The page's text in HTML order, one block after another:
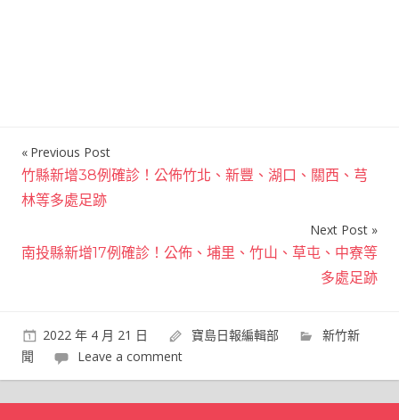
文
章
覽
Previous Post
竹縣新增38例確診！公佈竹北、新豐、湖口、關西、芎
林等多處足跡
Next Post
南投縣新增17例確診！公佈、埔里、竹山、草屯、中寮等
多處足跡
2022 年 4 月 21 日 寶島日報編輯部
新竹新
聞
Leave a comment